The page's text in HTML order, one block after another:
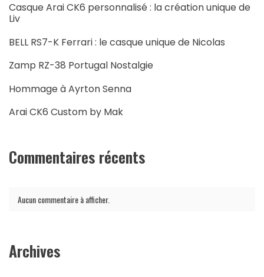
Casque Arai CK6 personnalisé : la création unique de
Liv
BELL RS7-K Ferrari : le casque unique de Nicolas
Zamp RZ-38 Portugal Nostalgie
Hommage à Ayrton Senna
Arai CK6 Custom by Mak
Commentaires récents
Aucun commentaire à afficher.
Archives